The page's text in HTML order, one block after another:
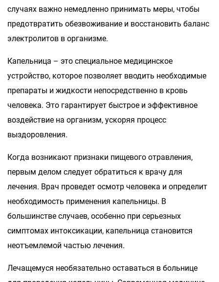
случаях важно немедленно принимать меры, чтобы
предотвратить обезвоживание и восстановить баланс
электролитов в организме.
Капельница – это специальное медицинское
устройство, которое позволяет вводить необходимые
препараты и жидкости непосредственно в кровь
человека. Это гарантирует быстрое и эффективное
воздействие на организм, ускоряя процесс
выздоровления.
Когда возникают признаки пищевого отравления,
первым делом следует обратиться к врачу для
лечения. Врач проведет осмотр человека и определит
необходимость применения капельницы. В
большинстве случаев, особенно при серьезных
симптомах интоксикации, капельница становится
неотъемлемой частью лечения.
Лечащемуся необязательно оставаться в больнице